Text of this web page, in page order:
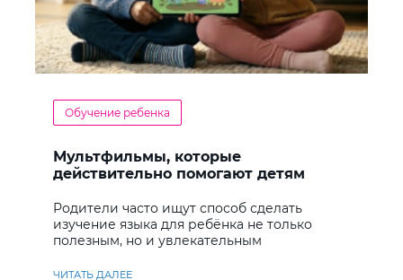
Обучение ребенка
Мультфильмы, которые
действительно помогают детям
Родители часто ищут способ сделать
изучение языка для ребёнка не только
полезным, но и увлекательным
ЧИТАТЬ ДАЛЕЕ